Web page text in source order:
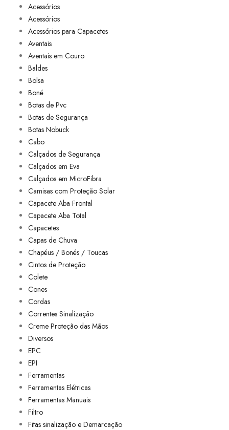
Acessórios
Acessórios
Acessórios para Capacetes
Aventais
Aventais em Couro
Baldes
Bolsa
Boné
Botas de Pvc
Botas de Segurança
Botas Nobuck
Cabo
Calçados de Segurança
Calçados em Eva
Calçados em MicroFibra
Camisas com Proteção Solar
Capacete Aba Frontal
Capacete Aba Total
Capacetes
Capas de Chuva
Chapéus / Bonés / Toucas
Cintos de Proteção
Colete
Cones
Cordas
Correntes Sinalização
Creme Proteção das Mãos
Diversos
EPC
EPI
Ferramentas
Ferramentas Elétricas
Ferramentas Manuais
Filtro
Fitas sinalização e Demarcação